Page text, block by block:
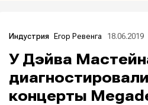
Индустрия Егор Ревенга 18.06.2019
У Дэйва
концерты